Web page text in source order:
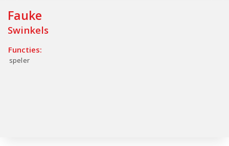
Fauke
Swinkels
Functies:
speler